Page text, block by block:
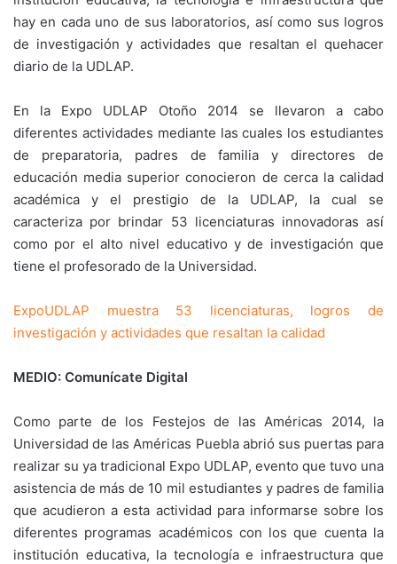
hay en cada uno de sus laboratorios, así como sus logros
de investigación y actividades que resaltan el quehacer
diario de la UDLAP.
En la Expo UDLAP Otoño 2014 se llevaron a cabo
diferentes actividades mediante las cuales los estudiantes
de preparatoria, padres de familia y directores de
educación media superior conocieron de cerca la calidad
académica y el prestigio de la UDLAP, la cual se
caracteriza por brindar 53 licenciaturas innovadoras así
como por el alto nivel educativo y de investigación que
tiene el profesorado de la Universidad.
ExpoUDLAP muestra 53 licenciaturas, logros de
investigación y actividades que resaltan la calidad
MEDIO: Comunícate Digital
Como parte de los Festejos de las Américas 2014, la
Universidad de las Américas Puebla abrió sus puertas para
realizar su ya tradicional Expo UDLAP, evento que tuvo una
asistencia de más de 10 mil estudiantes y padres de familia
que acudieron a esta actividad para informarse sobre los
diferentes programas académicos con los que cuenta la
institución educativa, la tecnología e infraestructura que